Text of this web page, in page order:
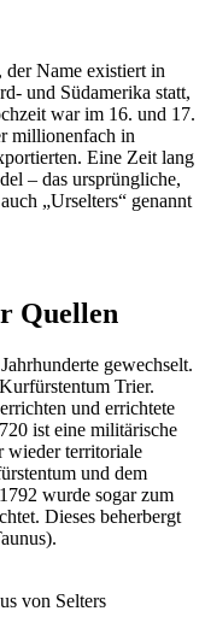
der Name existiert in
und Südamerika statt,
war im 16. und 17.
millionenfach in
Eine Zeit lang
– das ursprüngliche,
„Urselters“ genannt
Quellen
gewechselt.
Trier.
und errichtete
ist eine militärische
wieder territoriale
und dem
wurde sogar zum
Dieses beherbergt
von Selters